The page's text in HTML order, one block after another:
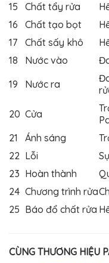
15
Chất tẩy rửa
16
Chất tạo bọt
17
Chất sấy khô
18
Nước vào
19
Nước ra
20 Cửa
21
Ánh sáng
22 Lỗi
23 Hoàn thành
24 Chương trình rửa
25 Báo đổ chất rửa
CÙNG THƯƠNG HIỆU